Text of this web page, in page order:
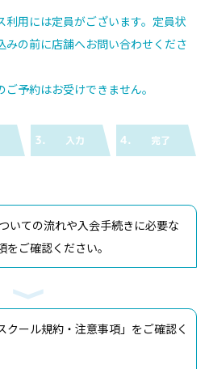
用には定員がございます。定員状
みの前に店舗へお問い合わせくださ
予約はお受けできません。
3. 入力 4. 完了
いての流れや入会手続きに必要な
ご確認ください。
クール規約・注意事項」をご確認く